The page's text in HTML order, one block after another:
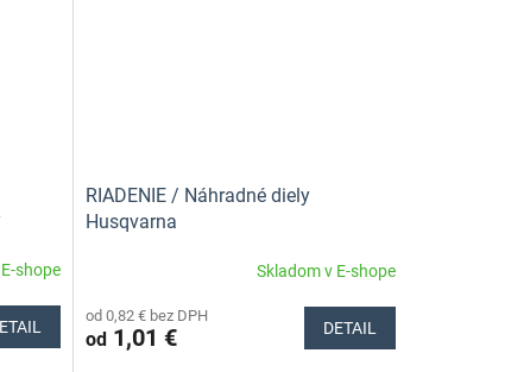
shope
RIADENIE / Náhradné diely
Husqvarna
Skladom v E-shope
od 0,82 € bez DPH
od1,01 € DETAIL